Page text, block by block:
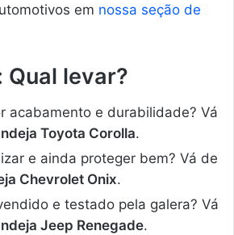
em nossa seção de
Qual levar?
acabamento e durabilidade? Vá
Toyota Corolla.
e ainda proteger bem? Vá de
Chevrolet Onix.
e testado pela galera? Vá
Jeep Renegade.